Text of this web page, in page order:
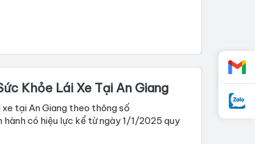
Khỏe Lái Xe Tại An Giang
tại An Giang theo thông số
có hiệu lực kể từ ngày 1/1/2025 quy